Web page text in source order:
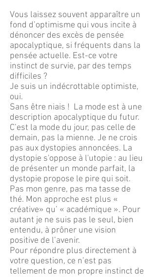
Vous laissez souvent apparaître un
fond d’optimisme qui vous incite à
dénoncer des excès de pensée
apocalyptique, si fréquents dans la
pensée actuelle. Est-ce votre
instinct de survie, par des temps
difficiles ?
Je suis un indécrottable optimiste,
oui.
Sans être niais ! La mode est à une
description apocalyptique du futur.
C’est la mode du jour, pas celle de
demain, pas la mienne. Je ne crois
pas aux dystopies annoncées. La
dystopie s'oppose à l'utopie : au lieu
de présenter un monde parfait, la
dystopie propose le pire qui soit.
Pas mon genre, pas ma tasse de
thé. Mon approche est plus «
créative» qu’ « académique ». Pour
autant je ne suis pas le seul, bien
entendu, à prôner une vision
positive de l’avenir.
Pour répondre plus directement à
votre question, ce n’est pas
tellement de mon propre instinct de